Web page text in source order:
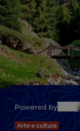
Powered by
Arte e cultura